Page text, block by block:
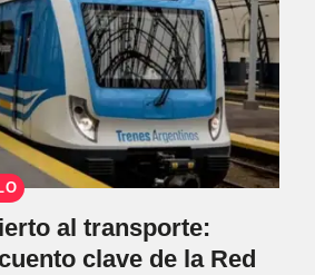
al transporte:
clave de la Red